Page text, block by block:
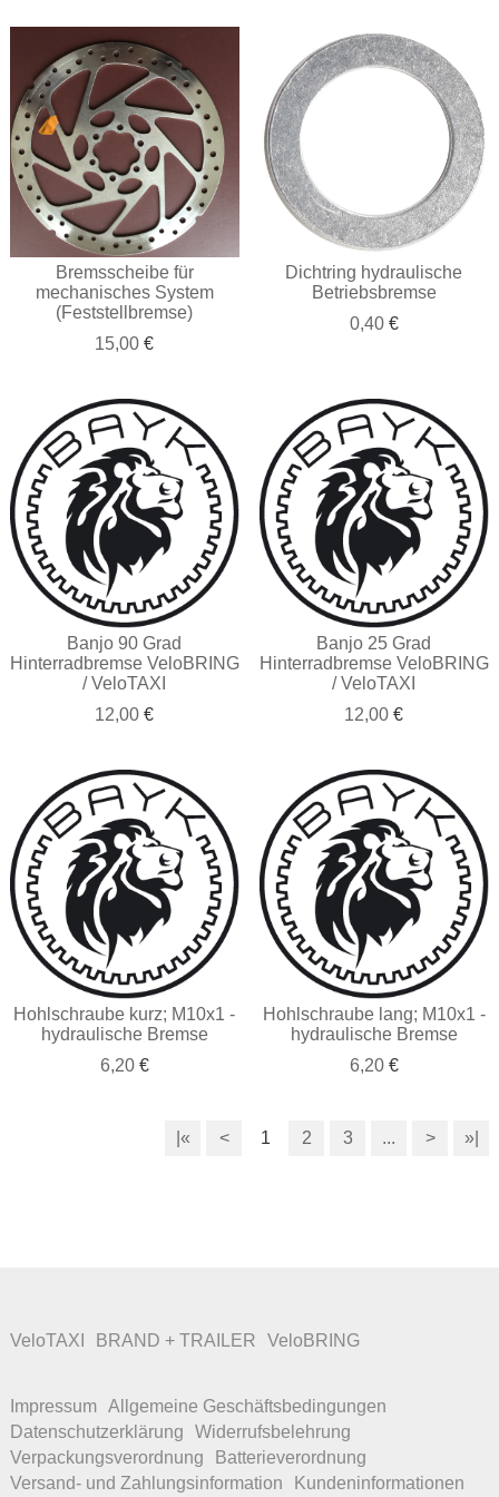
Bremsscheibe für
mechanisches System
(Feststellbremse)
15,00 €
Dichtring hydraulische
Betriebsbremse
0,40€
Banjo 90 Grad
Hinterradbremse VeloBRING
/ VeloTAXI
12,00 €
Banjo 25 Grad
Hinterradbremse VeloBRING
/ VeloTAXI
12,00 €
Hohlschraube kurz; M10x1 -
hydraulische Bremse
6,20€
Hohlschraube lang; M10x1 -
hydraulische Bremse
6,20€
|« < 1 2 3 ... > »|
VeloTAXI BRAND + TRAILER VeloBRING
Impressum Allgemeine Geschäftsbedingungen
Datenschutzerklärung
Widerrufsbelehrung
Verpackungsverordnung
Batterieverordnung
Versand- und Zahlungsinformation
Kundeninformationen